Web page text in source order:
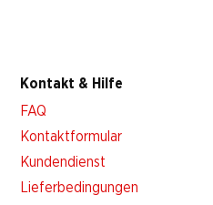
Kontakt & Hilfe
FAQ
Kontaktformular
Kundendienst
Lieferbedingungen